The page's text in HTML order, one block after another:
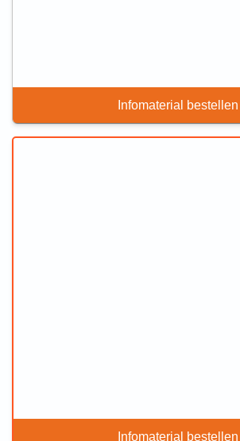
Infomaterial bestellen
Infomaterial bestellen